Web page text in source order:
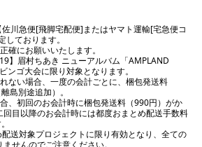
川急便[飛脚宅配便]またはヤマト運輸[宅急便コ
しております。
確にお願いいたします。
】眉村ちあき ニューアルバム「AMPLAND
ンゴ大会に限り対象となります。
ない場合、一度の会計ごとに、梱包発送料
島別途追加）。
、初回のお会計時に梱包発送料（990円）がか
目以降のお会計時には都度おまとめ配送手数料
送対象プロジェクトに限り有効となり、全ての
せんのでご注意ください。